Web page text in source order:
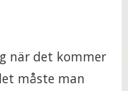
när det kommer
måste man